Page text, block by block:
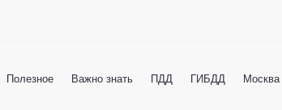
Полезное Важно знать ПДД ГИБДД Москва